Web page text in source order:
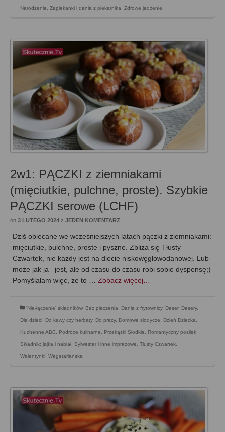
Narodzenie Zapiekanki i dania z piekarnika Zdrowe jedzenie
2w1: PĄCZKI z ziemniakami
(mięciutkie, pulchne, proste). Szybkie
PĄCZKI serowe (LCHF)
on 3 LUTEGO 2024 z JEDEN KOMENTARZ
Dziś obiecane we wcześniejszych latach pączki z ziemniakami:
mięciutkie, pulchne, proste i pyszne. Zbliża się Tłusty
Czwartek, nie każdy jest na diecie niskowęglowodanowej. Lub
może jak ja –jest, ale od czasu do czasu robi sobie dyspensę;)
Pomyślałam więc, że to … Zobacz więcej…
'Nie-łączenie' składników, Bez pieczenia Dania z frytownicy, Deser, Desery,
Dla dzieci Do kawy czy herbaty, Do pracy, Domowe słodycze Dzień Dziecka
Kuchenne ABC Podróże kulinarne Przekąski Słodkie Romantyczny posiłek
Składnik: jajka i nabiał Sylwester i inne imprezowe Tłusty Czwartek
Walentynki Wegetariańska